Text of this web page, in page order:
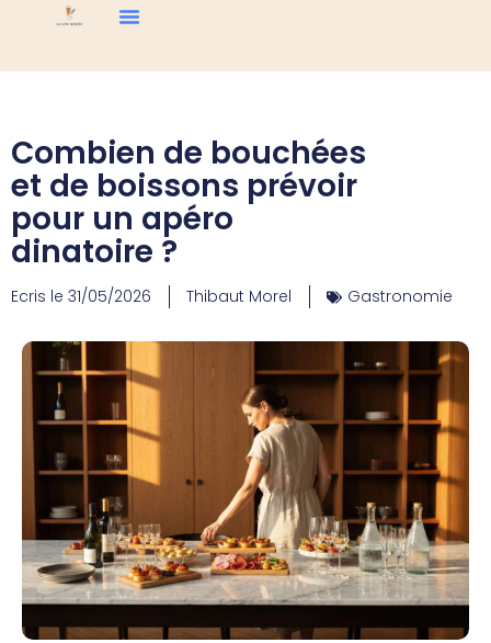
Combien de bouchées
et de boissons prévoir
pour un apéro
dinatoire ?
Ecris le 31/05/2026 Thibaut Morel Gastronomie